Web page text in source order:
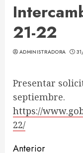
21-22
ADMINISTRADORA
Presentar
septiembre.
https://
22/
Anterior